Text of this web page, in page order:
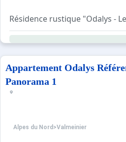
Résidence rustique "Odalys -
Appartement Odalys
Panorama 1
Alpes du Nord >Valmeinier